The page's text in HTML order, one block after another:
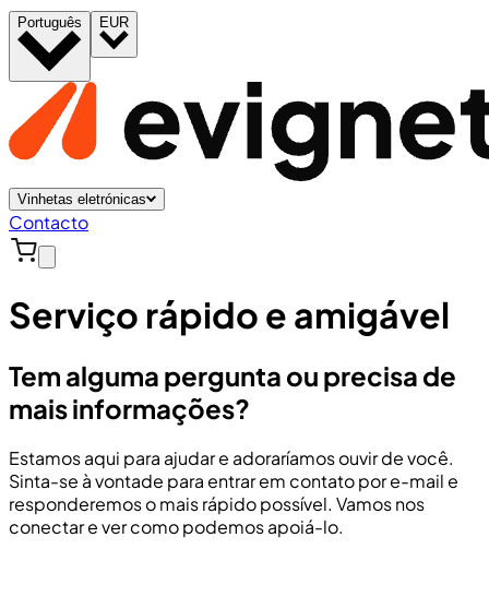
Português EUR
Vinhetas eletrónicas
Contacto
Serviço rápido e amigável
Tem alguma pergunta ou precisa de
mais informações?
Estamos aqui para ajudar e adoraríamos ouvir de você.
Sinta-se à vontade para entrar em contato por e-mail e
responderemos o mais rápido possível. Vamos nos
conectar e ver como podemos apoiá-lo.